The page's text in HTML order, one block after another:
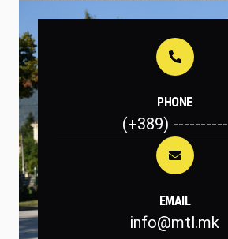
PHONE
(+389) ----------
EMAIL
info@mtl.mk